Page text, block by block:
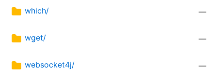
which/ —
wget/ —
websocket4j/ —